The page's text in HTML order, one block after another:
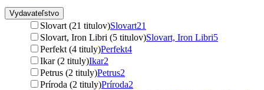
Vydavateľstvo
Slovart (21 titulov)Slovart21
Slovart, Iron Libri (5 titulov)Slovart, Iron Libri5
Perfekt (4 tituly)Perfekt4
Ikar (2 tituly)Ikar2
Petrus (2 tituly)Petrus2
Príroda (2 tituly)Príroda2